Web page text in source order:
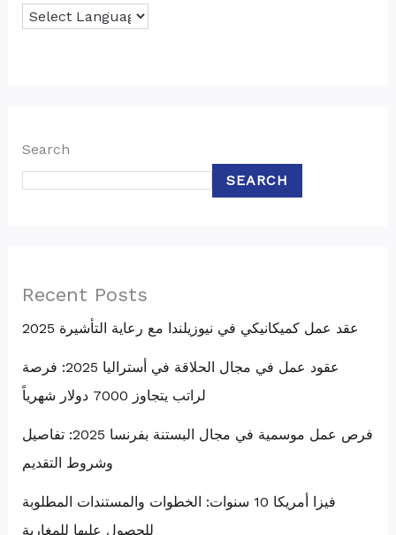
Search
SEARCH
Recent Posts
عقد عمل كميكانيكي في نيوزيلندا مع رعاية التأشيرة 2025
عقود عمل في مجال الحلاقة في أستراليا 2025: فرصة
لراتب يتجاوز 7000 دولار شهرياً
فرص عمل موسمية في مجال البستنة بفرنسا 2025: تفاصيل
وشروط التقديم
فيزا أمريكا 10 سنوات: الخطوات والمستندات المطلوبة
للحصول عليها للمغاربة